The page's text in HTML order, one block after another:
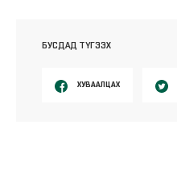
БУСДАД ТҮГЭЭХ
ХУВААЛЦАХ